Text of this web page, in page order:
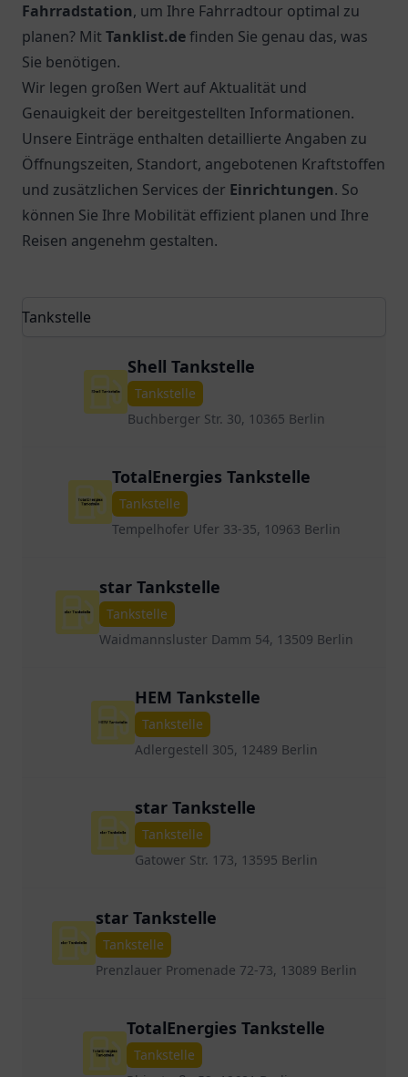
Fahrradstation, um Ihre Fahrradtour optimal zu
planen? Mit Tanklist.definden Sie genau das, was
Sie benötigen.
Wir legen großen Wert auf Aktualität und
Genauigkeit der bereitgestellten Informationen.
Unsere Einträge enthalten detaillierte Angaben zu
Öffnungszeiten, Standort, angebotenen Kraftstoffen
und zusätzlichen Services der Einrichtungen. So
können Sie Ihre Mobilität effizient planen und Ihre
Reisen angenehm gestalten.
Shell Tankstelle
Tankstelle
Buchberger Str. 30, 10365 Berlin
TotalEnergies Tankstelle
Tankstelle
Tempelhofer Ufer 33-35, 10963 Berlin
star Tankstelle
Tankstelle
Waidmannsluster Damm 54, 13509 Berlin
HEM Tankstelle
Tankstelle
Adlergestell 305, 12489 Berlin
star Tankstelle
Tankstelle
Gatower Str. 173, 13595 Berlin
star Tankstelle
Tankstelle
Prenzlauer Promenade 72-73, 13089 Berlin
TotalEnergies Tankstelle
Tankstelle